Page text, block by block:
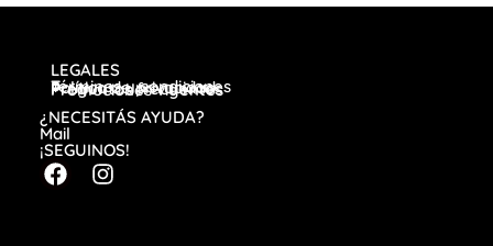
LEGALES
Términos y condiciones
Política de privacidad
Preguntas frecuentes
Promociones vigentes
¿NECESITÁS AYUDA?
Mail
¡SEGUINOS!